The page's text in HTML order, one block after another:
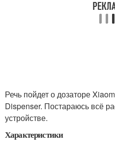
Речь пойдет о дозаторе
Dispenser. Постараюсь всё
устройстве.
Характеристики